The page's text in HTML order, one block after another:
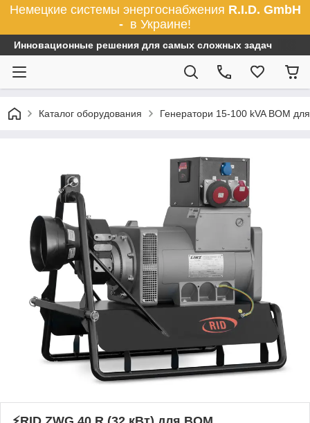
Немецкие системы энергоснабжения R.I.D. GmbH
- в Украине!
Инновационные решения для самых сложных задач
Каталог оборудования Генератори 15-100 kVA ВОМ для